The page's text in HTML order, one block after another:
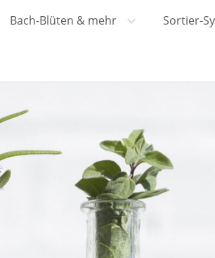
Bach-Blüten & mehr Sortier-